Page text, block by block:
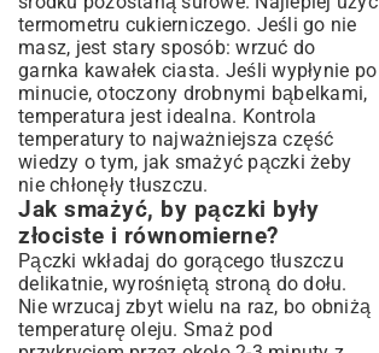
termometru cukierniczego. Jeśli go nie
masz, jest stary sposób: wrzuć do
garnka kawałek ciasta. Jeśli wypłynie po
minucie, otoczony drobnymi bąbelkami,
temperatura jest idealna. Kontrola
temperatury to najważniejsza część
wiedzy o tym, jak smażyć pączki żeby
nie chłonęły tłuszczu.
Jak smażyć, by pączki były
złociste i równomierne?
Pączki wkładaj do gorącego tłuszczu
delikatnie, wyrośniętą stroną do dołu.
Nie wrzucaj zbyt wielu na raz, bo obniżą
temperaturę oleju. Smaż pod